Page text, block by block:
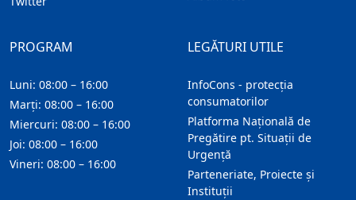
LEGĂTURI UTILE
InfoCons - protecția
consumatorilor
Platforma Națională de
Pregătire pt. Situații de
Urgență
Parteneriate, Proiecte și
Instituții
PROGRAM
Luni: 08:00 – 16:00
Marți: 08:00 – 16:00
Miercuri: 08:00 – 16:00
Joi: 08:00 – 16:00
Vineri: 08:00 – 16:00